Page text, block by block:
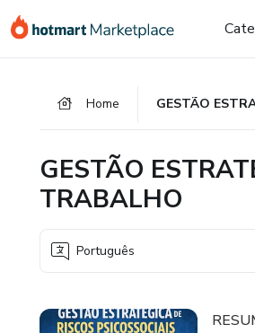
para
para
para
Home
GESTÃO
TRABALHO
Português